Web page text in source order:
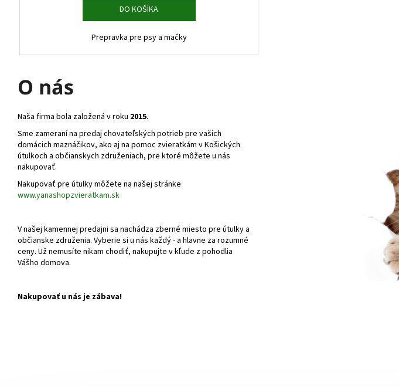
DO KOŠÍKA
Prepravka pre psy a mačky
O nás
Naša firma bola založená v roku 2015.
Sme zameraní na predaj chovateľských potrieb pre vašich
domácich maznáčikov, ako aj na pomoc zvieratkám v Košických
útulkoch a občianskych združeniach, pre ktoré môžete u nás
nakupovať.
Nakupovať pre útulky môžete na našej stránke
www.yanashopzvieratkam.sk
V našej kamennej predajni sa nachádza zberné miesto pre útulky a
občianske združenia. Vyberie si u nás každý - a hlavne za rozumné
ceny. Už nemusíte nikam chodiť, nakupujte v kľude z pohodlia
Vášho domova.
Nakupovať u nás je zábava!